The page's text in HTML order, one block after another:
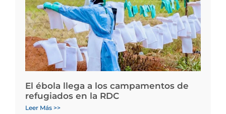
El ébola llega a los campamentos de
refugiados en la RDC
Leer Más >>